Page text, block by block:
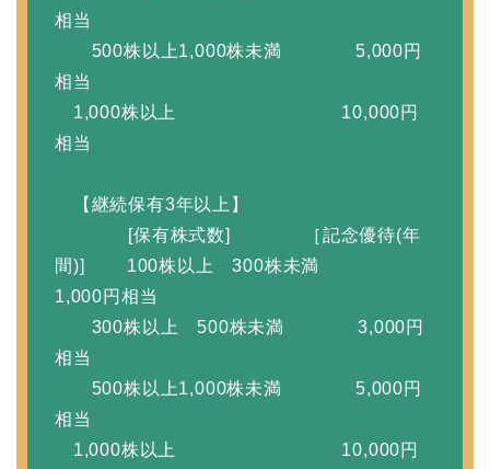
相当
500株以上1,000株未満 5,000円
相当
1,000株以上 10,000円
相当
【継続保有3年以上】
[保有株式数] ［記念優待(年
間)] 100株以上 300株未満
1,000円相当
300株以上 500株未満 3,000円
相当
500株以上1,000株未満 5,000円
相当
1,000株以上 10,000円